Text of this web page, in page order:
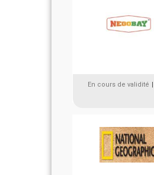
En cours de validité